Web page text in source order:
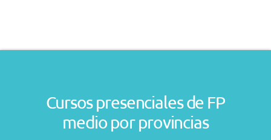
Cursos presenciales de FP
medio por provincias